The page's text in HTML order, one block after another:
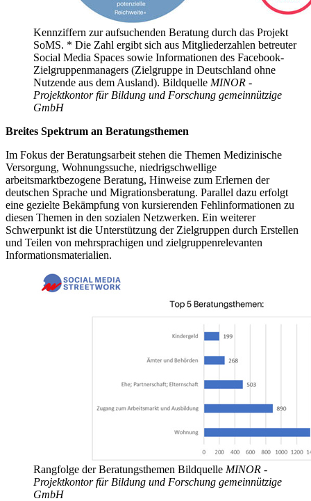
Kennziffern zur aufsuchenden Beratung durch das Projekt
SoMS. * Die Zahl ergibt sich aus Mitgliederzahlen betreuter
Social Media Spaces sowie Informationen des Facebook-
Zielgruppenmanagers (Zielgruppe in Deutschland ohne
Nutzende aus dem Ausland). Bildquelle MINOR -
Projektkontor für Bildung und Forschung gemeinnützige
GmbH
Breites Spektrum an Beratungsthemen
Im Fokus der Beratungsarbeit stehen die Themen Medizinische
Versorgung, Wohnungssuche, niedrigschwellige
arbeitsmarktbezogene Beratung, Hinweise zum Erlernen der
deutschen Sprache und Migrationsberatung. Parallel dazu erfolgt
eine gezielte Bekämpfung von kursierenden Fehlinformationen zu
diesen Themen in den sozialen Netzwerken. Ein weiterer
Schwerpunkt ist die Unterstützung der Zielgruppen durch Erstellen
und Teilen von mehrsprachigen und zielgruppenrelevanten
Informationsmaterialien.
Rangfolge der Beratungsthemen Bildquelle MINOR -
Projektkontor für Bildung und Forschung gemeinnützige
GmbH